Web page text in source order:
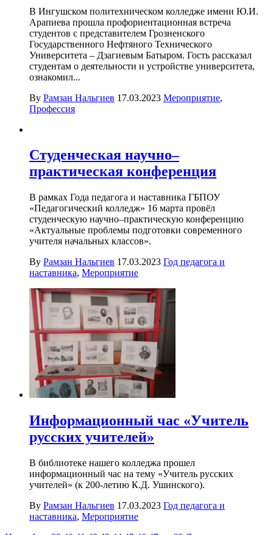
В Ингушском политехническом колледже имени Ю.И.
Арапиева прошла профориентационная встреча
студентов с представителем Грозненского
Государственного Нефтяного Технического
Университета – Дзагиевым Батыром. Гость рассказал
студентам о деятельности и устройстве университета,
ознакомил...
By Рамзан Нальгиев 17.03.2023 Мероприятие,
Профессия
Студенческая научно–
практическая конференция
В рамках Года педагога и наставника ГБПОУ
«Педагогический колледж» 16 марта провёл
студенческую научно–практическую конференцию
«Актуальные проблемы подготовки современного
учителя начальных классов».
By Рамзан Нальгиев 17.03.2023 Год педагога и
наставника, Мероприятие
Информационный час «Учитель
русских учителей»
В библиотеке нашего колледжа прошел
информационный час на тему «Учитель русских
учителей» (к 200-летию К.Д. Ушинского).
By Рамзан Нальгиев 17.03.2023 Год педагога и
наставника, Мероприятие